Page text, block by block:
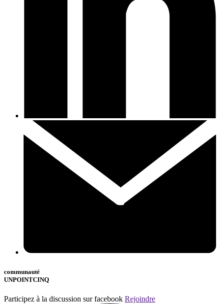
communauté
UNPOINTCINQ
Participez à la discussion sur facebook Rejoindre